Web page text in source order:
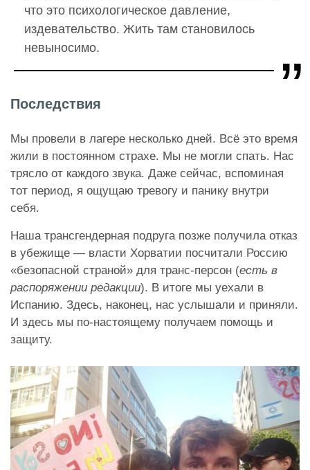
что это психологическое давление,
издевательство. Жить там становилось
невыносимо.
Последствия
Мы провели в лагере несколько дней. Всё это время
жили в постоянном страхе. Мы не могли спать. Нас
трясло от каждого звука. Даже сейчас, вспоминая
тот период, я ощущаю тревогу и панику внутри
себя.
Наша трансгендерная подруга позже получила отказ
в убежище — власти Хорватии посчитали Россию
«безопасной страной» для транс-персон (есть в
распоряжении редакции). В итоге мы уехали в
Испанию. Здесь, наконец, нас услышали и приняли.
И здесь мы по-настоящему получаем помощь и
защиту.